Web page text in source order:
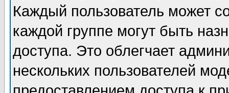
Каждый пользователь может
каждой группе могут быть
доступа. Это облегчает
нескольких пользователей